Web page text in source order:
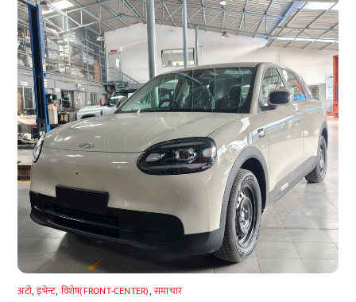
अटाे,इभेन्ट, विशेष(FRONT-CENTER),समाचार